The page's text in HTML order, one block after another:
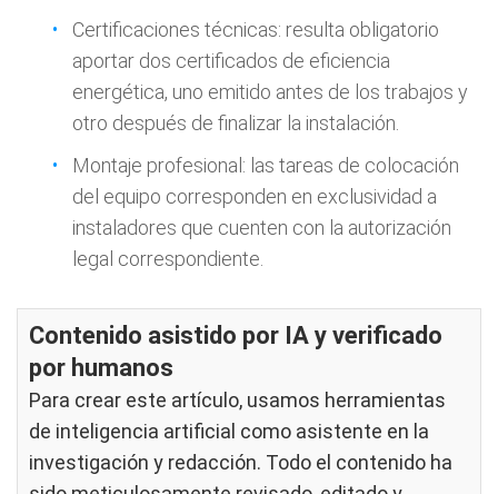
Certificaciones técnicas: resulta obligatorio
aportar dos certificados de eficiencia
energética, uno emitido antes de los trabajos y
otro después de finalizar la instalación.
Montaje profesional: las tareas de colocación
del equipo corresponden en exclusividad a
instaladores que cuenten con la autorización
legal correspondiente.
Contenido asistido por IA y verificado
por humanos
Para crear este artículo, usamos herramientas
de inteligencia artificial como asistente en la
investigación y redacción. Todo el contenido ha